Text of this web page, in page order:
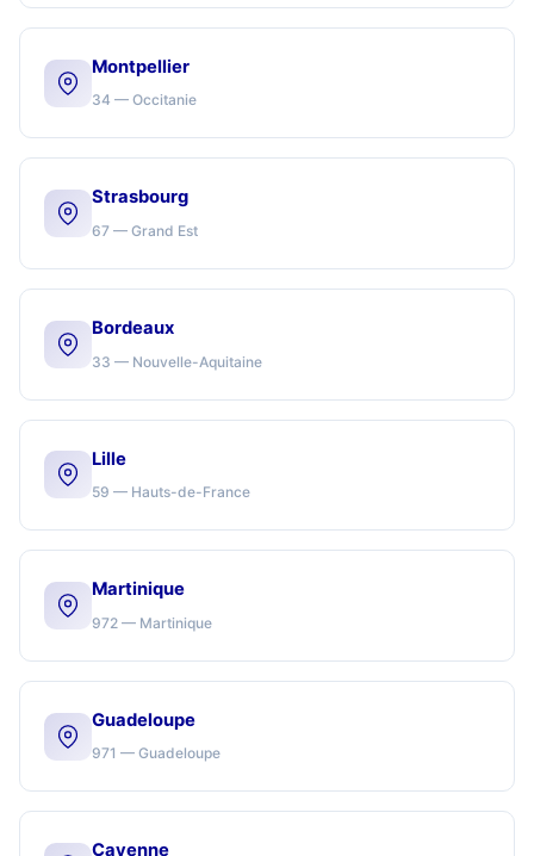
Montpellier
34 — Occitanie
Strasbourg
67 — Grand Est
Bordeaux
33 — Nouvelle-Aquitaine
Lille
59 — Hauts-de-France
Martinique
972 — Martinique
Guadeloupe
971 — Guadeloupe
Cayenne